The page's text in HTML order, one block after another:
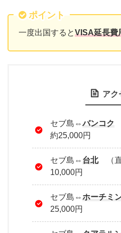
ポイント
一度出国するとVISA延長費
アク
セブ島⇔バンコク
約25,000円
セブ島⇔ 台北（直
10,000円
セブ島⇔ホーチミ
25,000円